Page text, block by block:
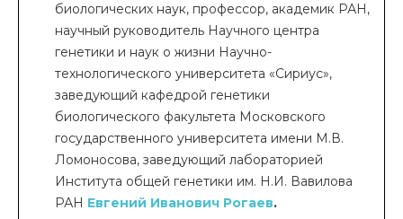
биологических наук, профессор, академик РАН,
научный руководитель Научного центра
генетики и наук о жизни Научно-
технологического университета «Сириус»,
заведующий кафедрой генетики
биологического факультета Московского
государственного университета имени М.В.
Ломоносова, заведующий лабораторией
Института общей генетики им. Н.И. Вавилова
РАН Евгений Иванович Рогаев.